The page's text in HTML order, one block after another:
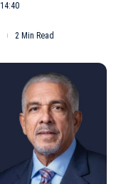
2 Min Read